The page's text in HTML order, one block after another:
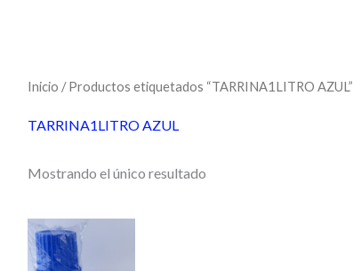
Inicio / Productos etiquetados “TARRINA1LITRO AZUL”
TARRINA1LITRO AZUL
Mostrando el único resultado